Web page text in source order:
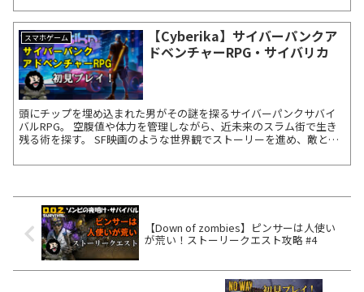
スマホゲーム
【Cyberika】サイバーパンクア
ドベンチャーRPG・サイバリカ
頭にチップを埋め込まれた男がその謎を探るサイバーパンクサバイ
バルRPG。 空腹値や体力を管理しながら、近未来のスラム街で生き
残る術を探す。 SF映画のような世界観でストーリーを進め、敵との
【Down of zombies】ピンサーは人使い
が荒い！ストーリークエスト攻略 #4